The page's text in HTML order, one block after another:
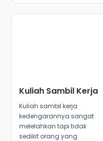
Kuliah Sambil Kerja
Kuliah sambil kerja
kedengarannya sangat
melelahkan tapi tidak
sedikit orang yang